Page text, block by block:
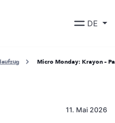
DE
Micro Monday: Krayon –
11. Mai 2026